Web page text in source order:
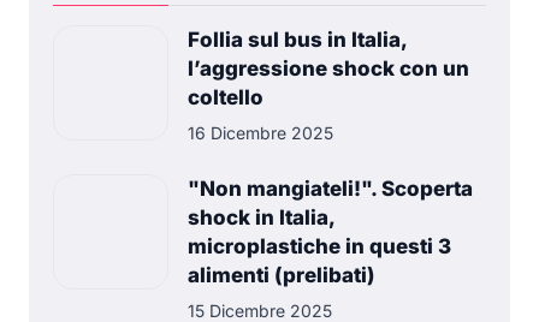
Follia sul bus in Italia,
l’aggressione shock con un
coltello
16 Dicembre 2025
"Non mangiateli!". Scoperta
shock in Italia,
microplastiche in questi 3
alimenti (prelibati)
15 Dicembre 2025